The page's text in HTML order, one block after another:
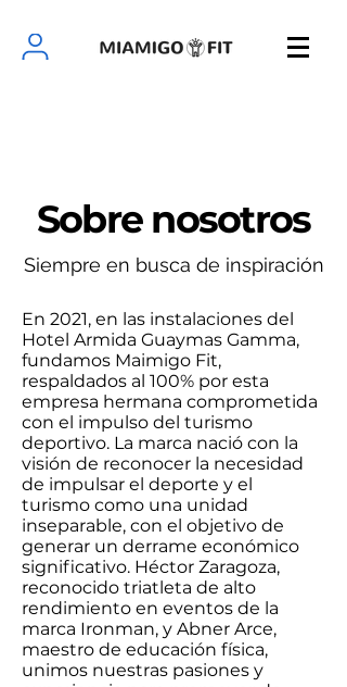
Sobre nosotros
Siempre en busca de inspiración
En 2021, en las instalaciones del
Hotel Armida Guaymas Gamma,
fundamos Maimigo Fit,
respaldados al 100% por esta
empresa hermana comprometida
con el impulso del turismo
deportivo. La marca nació con la
visión de reconocer la necesidad
de impulsar el deporte y el
turismo como una unidad
inseparable, con el objetivo de
generar un derrame económico
significativo. Héctor Zaragoza,
reconocido triatleta de alto
rendimiento en eventos de la
marca Ironman, y Abner Arce,
maestro de educación física,
unimos nuestras pasiones y